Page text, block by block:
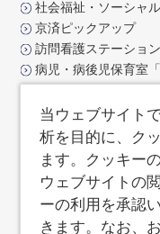
社会福祉・ソーシャ
京済ピックアップ
訪問看護ステーション
病児・病後児保育室「
お問合せ
よくあるご質問
サイトポリシー
サイトマップ
済生会支部京都府済生
職員専用ページ
当ウェブサイト
析を目的に、ク
ます。クッキー
ウェブサイトの
ーの利用を承認
きます。なお、